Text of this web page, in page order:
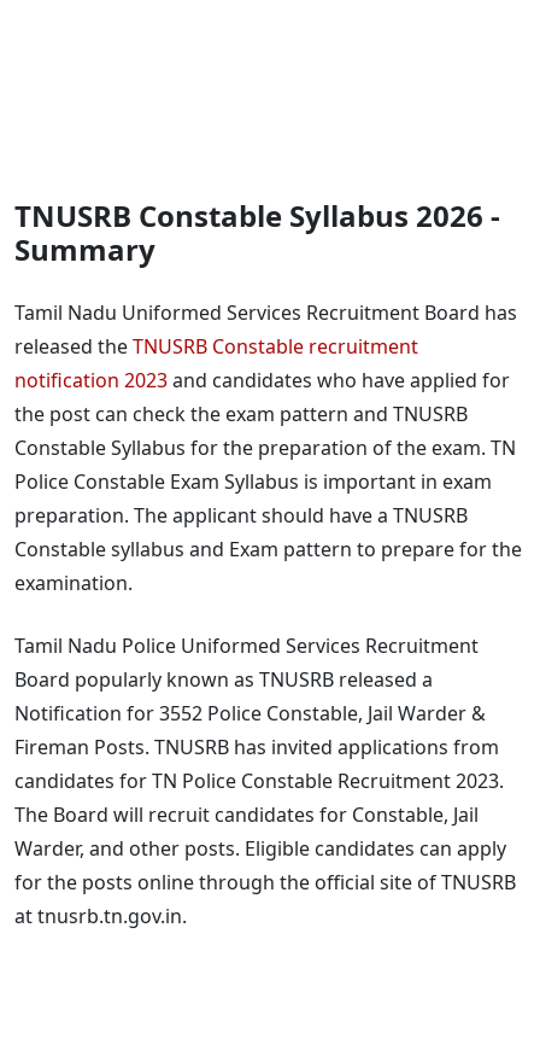
TNUSRB Constable Syllabus 2026 -
Summary
Tamil Nadu Uniformed Services Recruitment Board has
released theTNUSRB Constable recruitment
notification 2023and candidates who have applied for
the post can check the exam pattern and TNUSRB
Constable Syllabus for the preparation of the exam. TN
Police Constable Exam Syllabus is important in exam
preparation. The applicant should have a TNUSRB
Constable syllabus and Exam pattern to prepare for the
examination.
Tamil Nadu Police Uniformed Services Recruitment
Board popularly known as TNUSRB released a
Notification for 3552 Police Constable, Jail Warder &
Fireman Posts. TNUSRB has invited applications from
candidates for TN Police Constable Recruitment 2023.
The Board will recruit candidates for Constable, Jail
Warder, and other posts. Eligible candidates can apply
for the posts online through the official site of TNUSRB
at tnusrb.tn.gov.in.